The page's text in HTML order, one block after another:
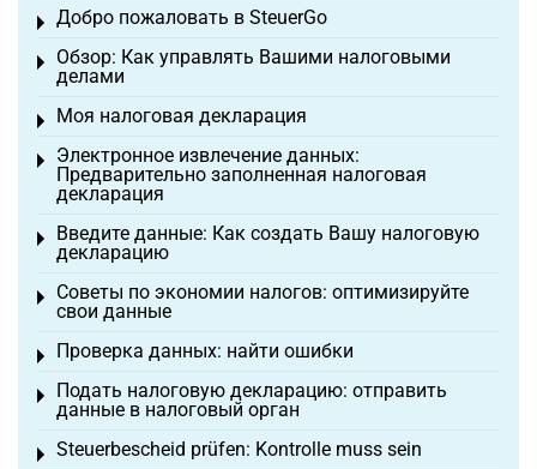
Добро пожаловать в SteuerGo
Toggle menu
Обзор: Как управлять Вашими налоговыми
делами
Toggle menu
Моя налоговая декларация
Toggle menu
Электронное извлечение данных:
Предварительно заполненная налоговая
декларация
Toggle menu
Введите данные: Как создать Вашу налоговую
декларацию
Toggle menu
Советы по экономии налогов: оптимизируйте
свои данные
Toggle menu
Проверка данных: найти ошибки
Toggle menu
Подать налоговую декларацию: отправить
данные в налоговый орган
Toggle menu
Steuerbescheid prüfen: Kontrolle muss sein
Toggle menu